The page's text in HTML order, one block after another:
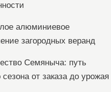
алюминиевое
загородных веранд
Семяныча: путь
сезона от заказа до урожая